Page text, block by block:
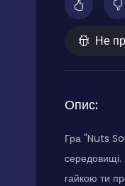
Не
Опис:
Гра "Nuts
середовищі.
гайкою ти